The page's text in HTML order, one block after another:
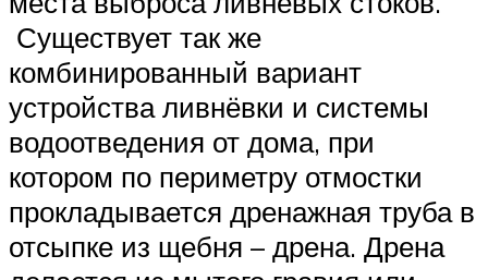
Существует так же
комбинированный вариант
устройства ливнёвки и системы
водоотведения от дома, при
котором по периметру отмостки
прокладывается дренажная труба в
отсыпке из щебня – дрена. Дрена